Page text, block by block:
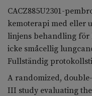
CACZ885U2301-
kemoterapi med eller
linjens behandling för
icke småcellig
Fullständig
A randomized,
III study evaluating